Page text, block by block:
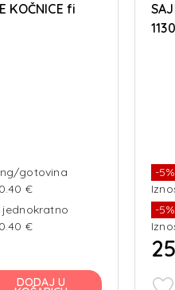
KOČNICE fi
gotovina
€
€
DODAJ U
-5%
-5%